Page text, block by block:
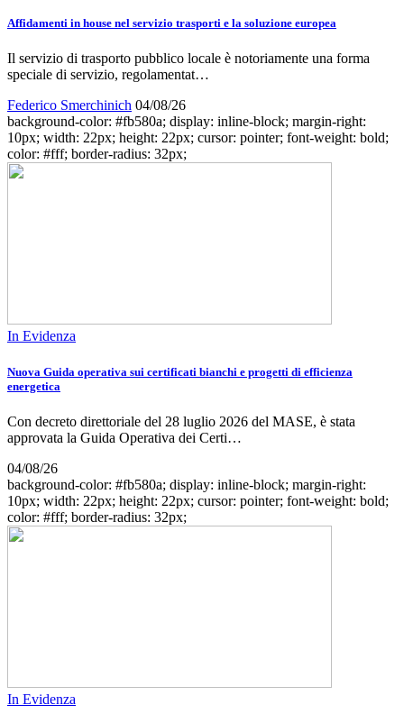
Affidamenti in house nel servizio trasporti e la soluzione europea
Il servizio di trasporto pubblico locale è notoriamente una forma
speciale di servizio, regolamentat…
Federico Smerchinich 04/08/26
background-color: #fb580a; display: inline-block; margin-right:
10px; width: 22px; height: 22px; cursor: pointer; font-weight: bold;
color: #fff; border-radius: 32px;
In Evidenza
Nuova Guida operativa sui certificati bianchi e progetti di efficienza
energetica
Con decreto direttoriale del 28 luglio 2026 del MASE, è stata
approvata la Guida Operativa dei Certi…
04/08/26
background-color: #fb580a; display: inline-block; margin-right:
10px; width: 22px; height: 22px; cursor: pointer; font-weight: bold;
color: #fff; border-radius: 32px;
In Evidenza